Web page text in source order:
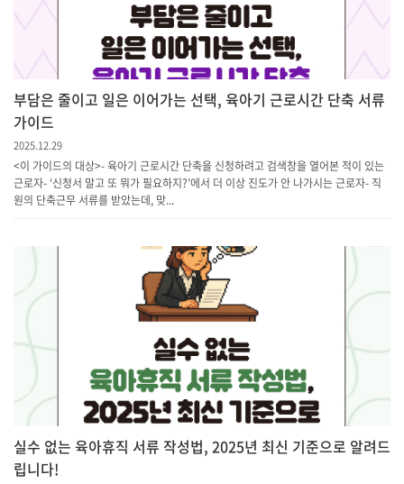
부담은 줄이고 일은 이어가는 선택, 육아기 근로시간 단축 서류
가이드
2025.12.29
<이 가이드의 대상> - 육아기 근로시간 단축을 신청하려고 검색창을 열어본 적이 있는
근로자- ‘신청서 말고 또 뭐가 필요하지?’에서 더 이상 진도가 안 나가시는 근로자- 직
원의 단축근무 서류를 받았는데, 맞...
실수 없는 육아휴직 서류 작성법, 2025년 최신 기준으로 알려드
립니다!